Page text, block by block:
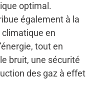
optimal.
également à la
en
tout en
bruit, une sécurité
des gaz à effet